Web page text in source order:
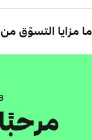
ما مزايا التسوّق